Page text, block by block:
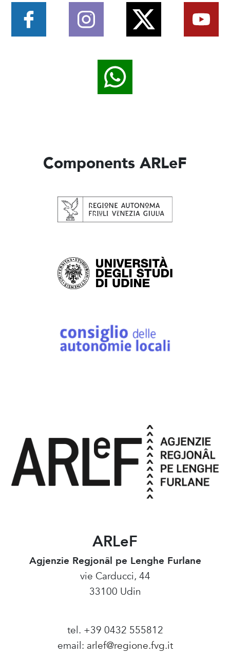
Components ARLeF
ARLeF
Agjenzie Regjonâl pe Lenghe Furlane
vie Carducci, 44
33100 Udin
tel. +39 0432 555812
email: arlef@regione.fvg.it